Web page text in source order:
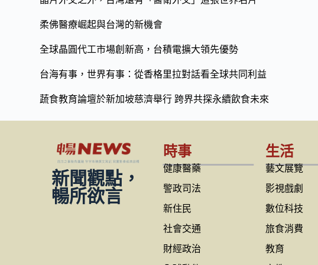
柔佛醫療崛起與台灣的新機會
全球晶圓代工市場創新高，台積電擴大領先優勢
台海有事，世界有事：從香格里拉對話看全球共同利益
蔬食教育論壇於新加坡慈濟舉行 跨界共探永續飲食未來
新聞觀點，
暢所欲言
時事
健康醫藥
警政司法
新住民
社會交通
財經政治
生活
藝文展覽
影視戲劇
數位科技
旅食消費
教育